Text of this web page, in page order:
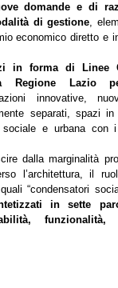
domande e di
di gestione,
economico diretto e
in forma di Linee
Regione Lazio
innovative,
separati, spazi in
sociale e urbana con
dalla marginalità
l’architettura, il
“condensatori
in sette
funzionalità,